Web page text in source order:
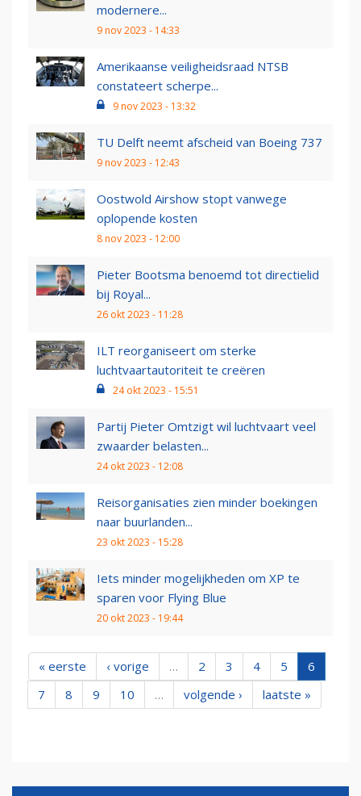
modernere...
9 nov 2023 - 14:33
Amerikaanse veiligheidsraad NTSB
constateert scherpe...
9 nov 2023 - 13:32
TU Delft neemt afscheid van Boeing 737
9 nov 2023 - 12:43
Oostwold Airshow stopt vanwege
oplopende kosten
8 nov 2023 - 12:00
Pieter Bootsma benoemd tot directielid
bij Royal...
26 okt 2023 - 11:28
ILT reorganiseert om sterke
luchtvaartautoriteit te creëren
24 okt 2023 - 15:51
Partij Pieter Omtzigt wil luchtvaart veel
zwaarder belasten...
24 okt 2023 - 12:08
Reisorganisaties zien minder boekingen
naar buurlanden...
23 okt 2023 - 15:28
Iets minder mogelijkheden om XP te
sparen voor Flying Blue
20 okt 2023 - 19:44
« eerste ‹ vorige … 2 3 4 5
6
7
8 9 10 … volgende › laatste »